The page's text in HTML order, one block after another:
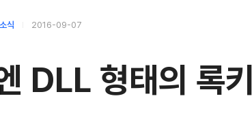
식 2016-09-07
DLL 형태의 록